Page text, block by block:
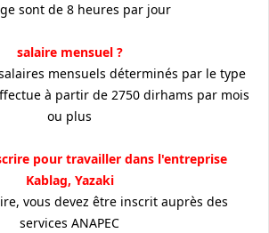
sont de 8 heures par jour
? salaire mensuel
mensuels déterminés par le type
à partir de 2750 dirhams par mois
ou plus
pour travailler dans l'entreprise
Kablag, Yazaki
vous devez être inscrit auprès des
services ANAPEC